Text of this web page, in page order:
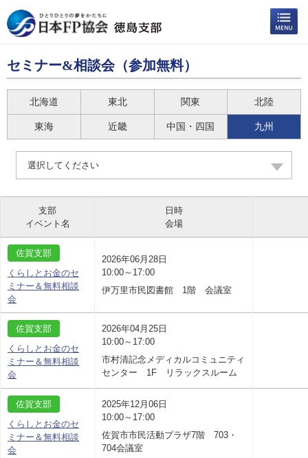
セミナー&相談会（参加無料）
北海道 東北 関東 北陸
東海 近畿 中国・四国 九州
選択してください
支部
イベント名
日時
会場
佐賀支部
くらしとお金のセ
ミナー＆無料相談
会
2026年06月28日
10:00～17:00
伊万里市民図書館 1階 会議室
佐賀支部
くらしとお金のセ
ミナー＆無料相談
会
2026年04月25日
10:00～17:00
市村清記念メディカルコミュニティ
センター 1F リラックスルーム
佐賀支部
くらしとお金のセ
ミナー＆無料相談
会
2025年12月06日
10:00～17:00
佐賀市市民活動プラザ7階 703・
704会議室